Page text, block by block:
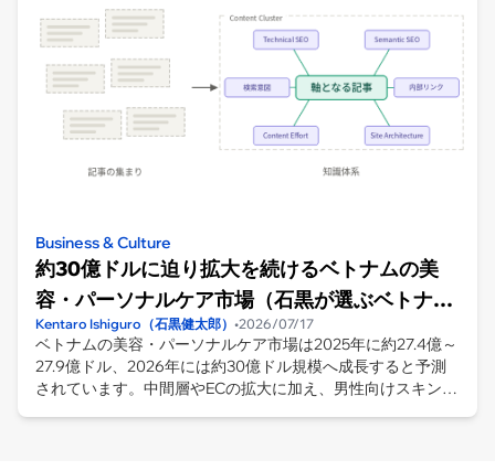
Business & Culture
約30億ドルに迫り拡大を続けるベトナムの美
容・パーソナルケア市場（石黒が選ぶベトナム
のニュース：2026/7/17）
Kentaro Ishiguro（石黒健太郎） •2026/07/17
ベトナムの美容・パーソナルケア市場は2025年に約27.4億～
27.9億ドル、2026年には約30億ドル規模へ成長すると予測
されています。中間層やECの拡大に加え、男性向けスキンケ